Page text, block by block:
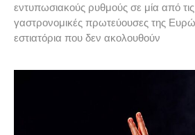
εντυπωσιακούς ρυθμούς σε μία από
γαστρονομικές πρωτεύουσες της
εστιατόρια που δεν ακολουθούν